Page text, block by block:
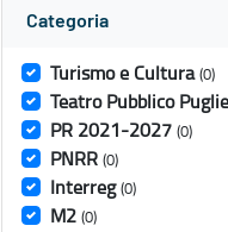
Categoria
Turismo e Cultura (0)
Teatro Pubblico
PR 2021-2027 (0)
PNRR (0)
Interreg (0)
M2 (0)